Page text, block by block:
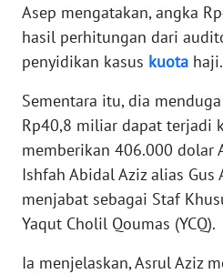
Asep mengatakan, angka
hasil perhitungan dari
penyidikan kasus kuota haji.
Sementara itu, dia
Rp40,8 miliar dapat terjadi
memberikan 406.000 dolar
Ishfah Abidal Aziz alias Gus
menjabat sebagai Staf
Yaqut Cholil Qoumas (YCQ).
Ia menjelaskan, Asrul Aziz
DISCLAIMER
Wahana
News
Regional
WN
SUMUT
JAKARTA